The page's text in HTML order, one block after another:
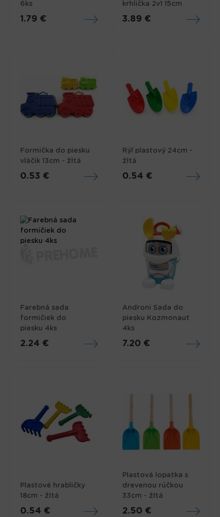
6ks
1.79 €
krhlička 2v1 15cm
3.89 €
Formička do piesku
vláčik 13cm - žltá
0.53 €
Rýľ plastový 24cm -
žltá
0.54 €
Farebná sada
formičiek do
piesku 4ks
2.24 €
Androni Sada do
piesku Kozmonaut
4ks
7.20 €
Plastové hrabličky
18cm - žltá
0.54 €
Plastová lopatka s
drevenou rúčkou
33cm - žltá
2.50 €